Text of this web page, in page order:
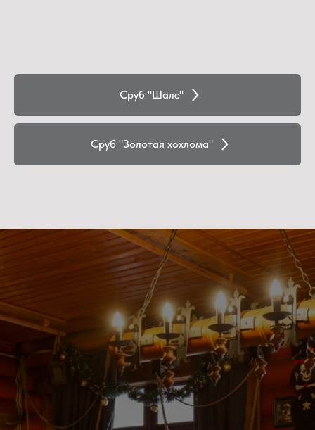
Сруб "Шале"
Сруб "Золотая хохлома"